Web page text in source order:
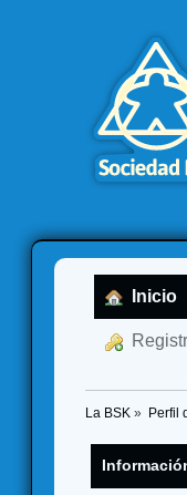
Inicio
La BSK » Perfil